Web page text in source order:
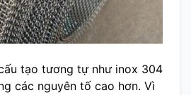
tạo tương tự như inox 304
các nguyên tố cao hơn. Vì